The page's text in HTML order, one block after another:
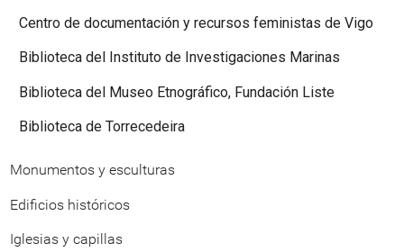
Centro de documentación y recursos feministas de Vigo
Biblioteca del Instituto de Investigaciones Marinas
Biblioteca del Museo Etnográfico, Fundación Liste
Biblioteca de Torrecedeira
Monumentos y esculturas
Edificios históricos
Iglesias y capillas